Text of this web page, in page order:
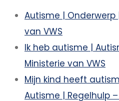
Autisme | Onderwerp
van VWS
Ik heb autisme |
Ministerie van VWS
Mijn kind heeft
Autisme | Regelhulp